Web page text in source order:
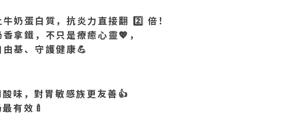
牛奶蛋白質，抗炎力直接翻 2️ 倍！
拿鐵，不只是療癒心靈💖 ，
基、守護健康💪
味，對胃敏感族更友善👍
有效 🍼